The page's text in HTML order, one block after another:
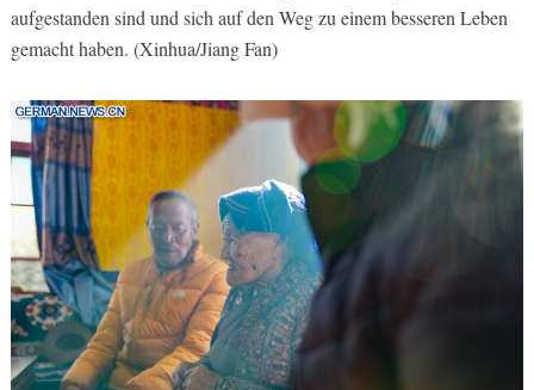
aufgestanden sind und sich auf den Weg zu einem besseren Leben
gemacht haben. (Xinhua/Jiang Fan)